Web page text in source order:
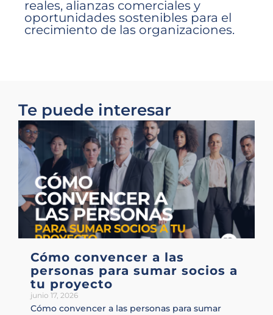
reales, alianzas comerciales y
oportunidades sostenibles para el
crecimiento de las organizaciones.
Te puede interesar
Cómo convencer a las
personas para sumar socios a
tu proyecto
junio 17, 2026
Cómo convencer a las personas para sumar